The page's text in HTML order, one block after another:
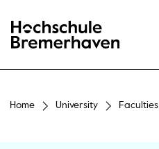
Hochschule Bremerhaven
Home University Faculties